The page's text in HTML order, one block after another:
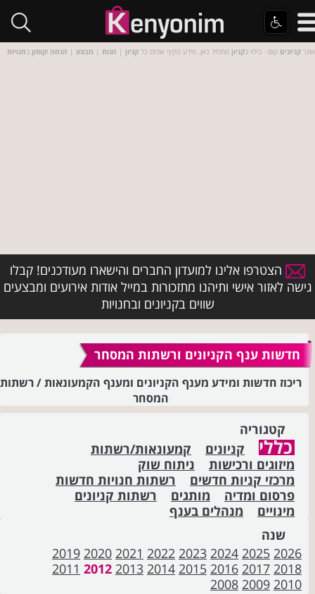
אתר קניונים.קום - בילוי בקניון מתחיל כאן. מידע מקיף אודות כל קניון | חנות | מבצע | הנחה וקופון בחנויות
הצטרפו אלינו למועדון החברים והישארו מעודכנים! קבלו
גישה לאזור אישי ותיהנו מתזכורות במייל אודות אירועים ומבצעים
שווים בקניונים ובחנויות
חדשות ענף הקניונים ורשתות המסחר
ריכוז חדשות ומידע מענף הקניונים ומענף הקמעונאות / רשתות
המסחר
קטגוריה
כללי קניונים
קמעונאות/רשתות
מיזוגים ורכישות
ניתוח שוק
מרכזי קניות חדשים
רשתות חנויות חדשות
פרסום ומדיה
מותגים
רשתות קניונים
מינויים
מנהלים בענף
שנה
2026
2025
2024
2023
2022
2021
2020
2019
2018
2017
2016
2015
2014
2013
2012
2011
2010
2009
2008